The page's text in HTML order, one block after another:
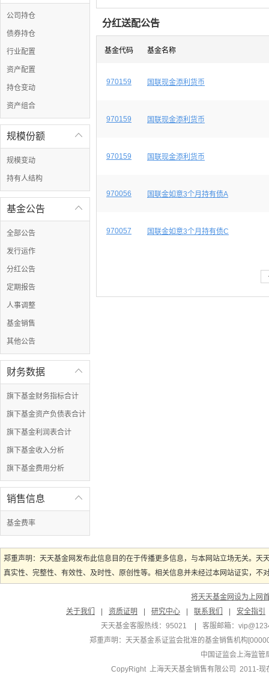
公司持仓
债券持仓
行业配置
资产配置
持仓变动
资产组合

规模份额
规模变动
持有人结构

基金公告
全部公告
发行运作
分红公告
定期报告
人事调整
基金销售
其他公告

财务数据
旗下基金财务指标合计
旗下基金资产负债表合计
旗下基金利润表合计
旗下基金收入分析
旗下基金费用分析

销售信息
基金费率
分红送配公告
基金代码 基金名称
970159 国联现金添利货币
970159 国联现金添利货币
970159 国联现金添利货币
970056 国联金如意3个月持有债A
970057 国联金如意3个月持有债C
郑重声明：天天基金网发布此信息目的在于传播更多信息，与本网站立场无关。
真实性、完整性、有效性、及时性、原创性等。相关信息并未经过本网站证实，
将天天基金网设为上网
关于我们
资质证明 研究中心 联系我们
安全指引
天天基金客服热线：95021
客服邮箱：
郑重声明： 天天基金系证监会批准的基金销售机构
中国证监会上海监管
CopyRight 上海天天基金销售有限公司 2011-